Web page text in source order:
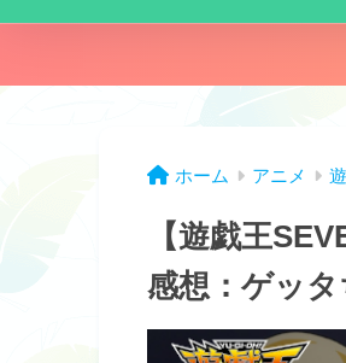
ホーム アニメ
【遊戯王
感想：ゲッ